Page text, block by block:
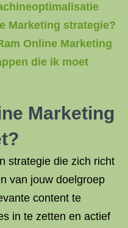
Marketing strategie?
Online Marketing
die ik moet
Marketing
strategie die zich richt
van jouw doelgroep
content te
in te zetten en actief